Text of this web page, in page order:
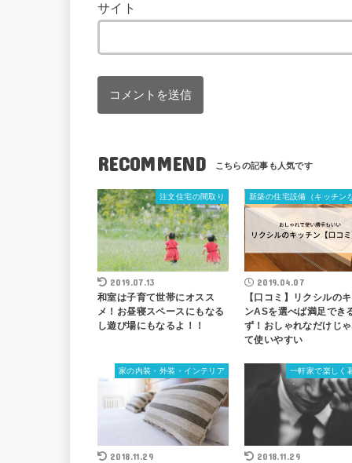
サイト
RECOMMEND
注文住宅の間取り
2019.07.13
和室は子育て世帯にオスス
メ！お昼寝スペースにもなる
し遊び場にもなるよ！！
新築の住宅設備（キッチン
2019.04.07
【口コミ】リクシルの
ンASを選べば満足でき
ず！おしゃれなだけじ
て使いやすい
家の内装・外装・インテリア
2018.11.29
一軒家で楽しく
2018.11.29